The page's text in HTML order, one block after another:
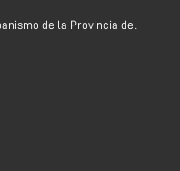
de la Provincia del